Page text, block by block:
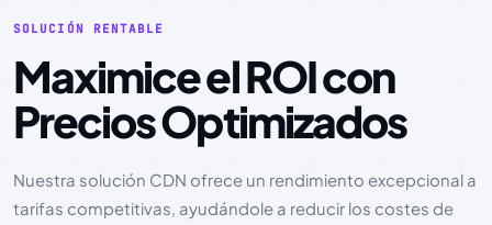
SOLUCIÓN RENTABLE
Maximice el ROI con
Precios Optimizados
Nuestra solución CDN ofrece un rendimiento excepcional a
tarifas competitivas, ayudándole a reducir los costes de